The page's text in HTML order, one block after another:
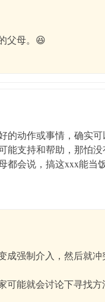
父母。😆
的动作或事情，确实
能支持和帮助，那怕
都会说，搞这xxx能
成强制介入，然后就
可能就会讨论下寻找